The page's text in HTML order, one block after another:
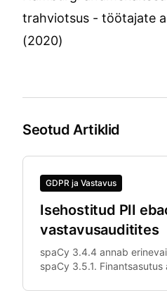
trahviotsus - töötajate
(2020)
Seotud Artiklid
GDPR ja Vastavus
Isehostitud PII
vastavusauditites
spaCy 3.4.4 annab
spaCy 3.5.1.